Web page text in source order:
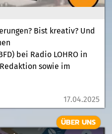
Bist kreativ? Und
bei Radio LOHRO in
sowie im
17.04.2025
ÜBER UNS